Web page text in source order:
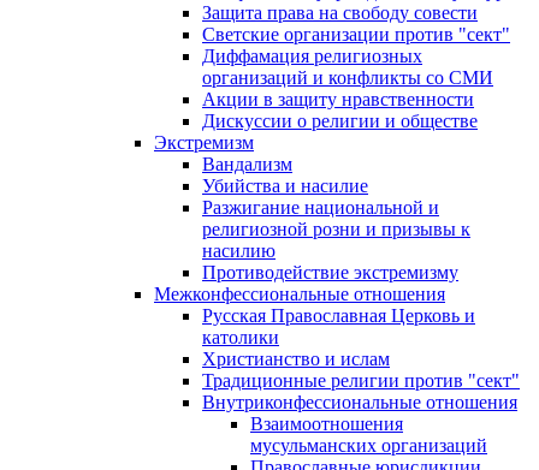
Защита права на свободу совести
Светские организации против "сект"
Диффамация религиозных
организаций и конфликты со СМИ
Акции в защиту нравственности
Дискуссии о религии и обществе
Экстремизм
Вандализм
Убийства и насилие
Разжигание национальной и
религиозной розни и призывы к
насилию
Противодействие экстремизму
Межконфессиональные отношения
Русская Православная Церковь и
католики
Христианство и ислам
Традиционные религии против "сект"
Внутриконфессиональные отношения
Взаимоотношения
мусульманских организаций